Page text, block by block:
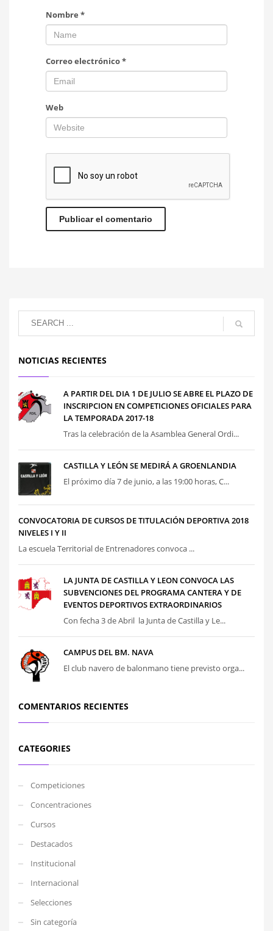
Nombre *
Correo electrónico*
Web
NOTICIAS RECIENTES
A PARTIR DEL DIA 1 DE JULIO SE ABRE EL PLAZO DE
INSCRIPCION EN COMPETICIONES OFICIALES PARA
LA TEMPORADA 2017-18
Tras la celebración de la Asamblea General Ordi...
CASTILLA Y LEÓN SE MEDIRÁ A GROENLANDIA
El próximo día 7 de junio, a las 19:00 horas, C...
CONVOCATORIA DE CURSOS DE TITULACIÓN DEPORTIVA 2018
NIVELES I Y II
La escuela Territorial de Entrenadores convoca ...
LA JUNTA DE CASTILLA Y LEON CONVOCA LAS
SUBVENCIONES DEL PROGRAMA CANTERA Y DE
EVENTOS DEPORTIVOS EXTRAORDINARIOS
Con fecha 3 de Abril la Junta de Castilla y Le...
CAMPUS DEL BM. NAVA
El club navero de balonmano tiene previsto orga...
COMENTARIOS RECIENTES
CATEGORIES
Competiciones
Concentraciones
Cursos
Destacados
Institucional
Internacional
Selecciones
Sin categoría